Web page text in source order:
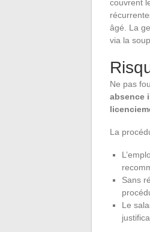
couvrent
âgé. La
via la
Ne pas
absence
La
Sans
Le